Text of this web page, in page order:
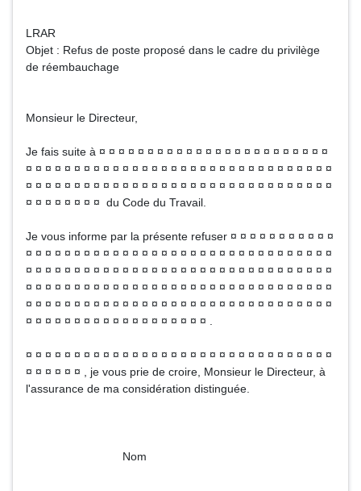
LRAR
Objet : Refus de poste proposé dans le cadre du privilège
de réembauchage
Monsieur le Directeur,
Je fais suite à ¤ ¤ ¤ ¤ ¤ ¤ ¤ ¤ ¤ ¤ ¤ ¤ ¤ ¤ ¤ ¤ ¤ ¤ ¤ ¤ ¤ ¤ ¤ ¤
¤ ¤ ¤ ¤ ¤ ¤ ¤ ¤ ¤ ¤ ¤ ¤ ¤ ¤ ¤ ¤ ¤ ¤ ¤ ¤ ¤ ¤ ¤ ¤ ¤ ¤ ¤ ¤ ¤ ¤ ¤ ¤
¤ ¤ ¤ ¤ ¤ ¤ ¤ ¤ ¤ ¤ ¤ ¤ ¤ ¤ ¤ ¤ ¤ ¤ ¤ ¤ ¤ ¤ ¤ ¤ ¤ ¤ ¤ ¤ ¤ ¤ ¤ ¤
¤ ¤ ¤ ¤ ¤ ¤ ¤ ¤ du Code du Travail.
Je vous informe par la présente refuser ¤ ¤ ¤ ¤ ¤ ¤ ¤ ¤ ¤ ¤ ¤
¤ ¤ ¤ ¤ ¤ ¤ ¤ ¤ ¤ ¤ ¤ ¤ ¤ ¤ ¤ ¤ ¤ ¤ ¤ ¤ ¤ ¤ ¤ ¤ ¤ ¤ ¤ ¤ ¤ ¤ ¤ ¤
¤ ¤ ¤ ¤ ¤ ¤ ¤ ¤ ¤ ¤ ¤ ¤ ¤ ¤ ¤ ¤ ¤ ¤ ¤ ¤ ¤ ¤ ¤ ¤ ¤ ¤ ¤ ¤ ¤ ¤ ¤ ¤
¤ ¤ ¤ ¤ ¤ ¤ ¤ ¤ ¤ ¤ ¤ ¤ ¤ ¤ ¤ ¤ ¤ ¤ ¤ ¤ ¤ ¤ ¤ ¤ ¤ ¤ ¤ ¤ ¤ ¤ ¤ ¤
¤ ¤ ¤ ¤ ¤ ¤ ¤ ¤ ¤ ¤ ¤ ¤ ¤ ¤ ¤ ¤ ¤ ¤ ¤ ¤ ¤ ¤ ¤ ¤ ¤ ¤ ¤ ¤ ¤ ¤ ¤ ¤
¤ ¤ ¤ ¤ ¤ ¤ ¤ ¤ ¤ ¤ ¤ ¤ ¤ ¤ ¤ ¤ ¤ ¤ ¤ .
¤ ¤ ¤ ¤ ¤ ¤ ¤ ¤ ¤ ¤ ¤ ¤ ¤ ¤ ¤ ¤ ¤ ¤ ¤ ¤ ¤ ¤ ¤ ¤ ¤ ¤ ¤ ¤ ¤ ¤ ¤ ¤
¤ ¤ ¤ ¤ ¤ ¤ , je vous prie de croire, Monsieur le Directeur, à
l'assurance de ma considération distinguée.
Nom